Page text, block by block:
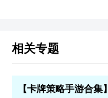
相关专题
【卡牌策略手游合集】